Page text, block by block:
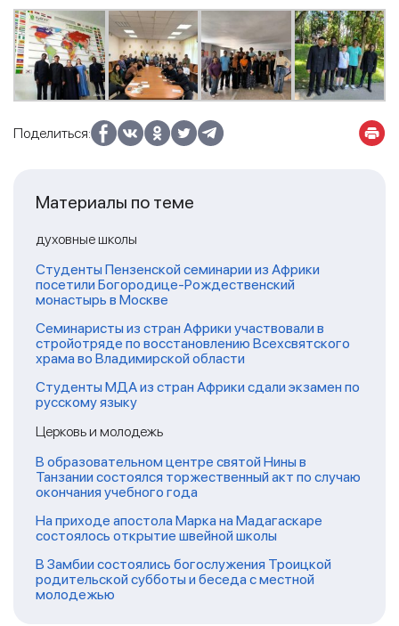
Поделиться:
Материалы по теме
духовные школы
Студенты Пензенской семинарии из Африки
посетили Богородице-Рождественский
монастырь в Москве
Семинаристы из стран Африки участвовали в
стройотряде по восстановлению Всехсвятского
храма во Владимирской области
Студенты МДА из стран Африки сдали экзамен по
русскому языку
Церковь и молодежь
В образовательном центре святой Нины в
Танзании состоялся торжественный акт по случаю
окончания учебного года
На приходе апостола Марка на Мадагаскаре
состоялось открытие швейной школы
В Замбии состоялись богослужения Троицкой
родительской субботы и беседа с местной
молодежью